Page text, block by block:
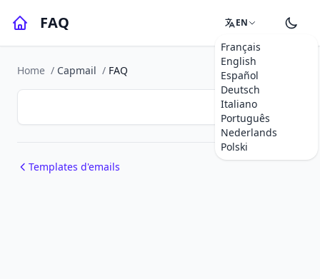
FAQ EN
Français
English
Español
Deutsch
Italiano
Português
Nederlands
Polski
Home / Capmail / FAQ
Templates d'emails